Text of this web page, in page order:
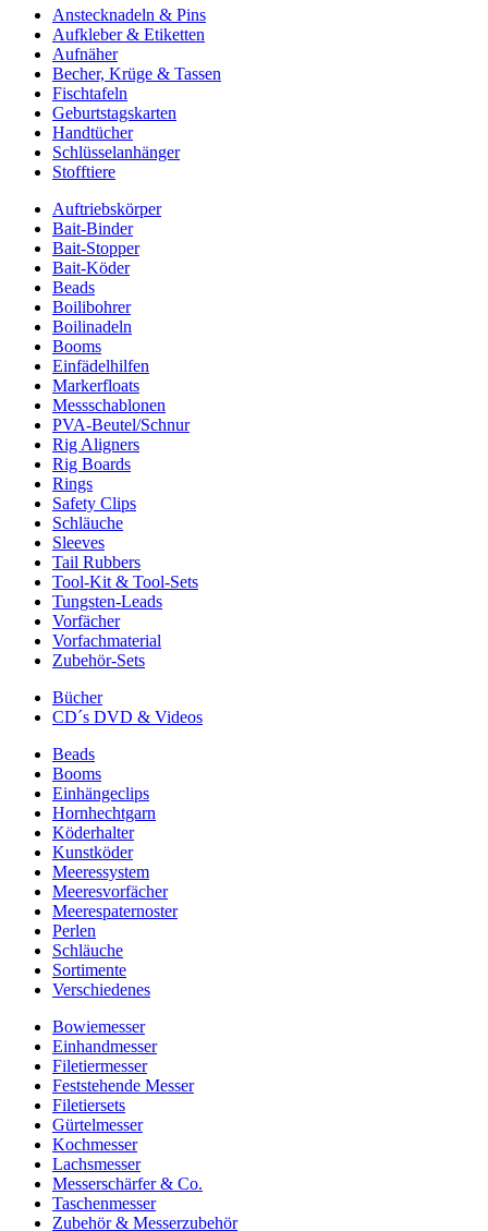
Anstecknadeln & Pins
Aufkleber & Etiketten
Aufnäher
Becher, Krüge & Tassen
Fischtafeln
Geburtstagskarten
Handtücher
Schlüsselanhänger
Stofftiere
Auftriebskörper
Bait-Binder
Bait-Stopper
Bait-Köder
Beads
Boilibohrer
Boilinadeln
Booms
Einfädelhilfen
Markerfloats
Messschablonen
PVA-Beutel/Schnur
Rig Aligners
Rig Boards
Rings
Safety Clips
Schläuche
Sleeves
Tail Rubbers
Tool-Kit & Tool-Sets
Tungsten-Leads
Vorfächer
Vorfachmaterial
Zubehör-Sets
Bücher
CD´s DVD & Videos
Beads
Booms
Einhängeclips
Hornhechtgarn
Köderhalter
Kunstköder
Meeressystem
Meeresvorfächer
Meerespaternoster
Perlen
Schläuche
Sortimente
Verschiedenes
Bowiemesser
Einhandmesser
Filetiermesser
Feststehende Messer
Filetiersets
Gürtelmesser
Kochmesser
Lachsmesser
Messerschärfer & Co.
Taschenmesser
Zubehör & Messerzubehör